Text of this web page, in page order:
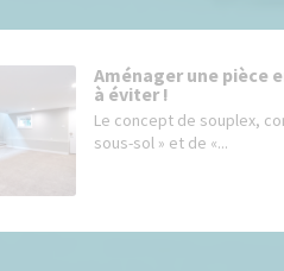
Aménager une pièce
à éviter !
Le concept de souplex,
sous-sol » et de «...